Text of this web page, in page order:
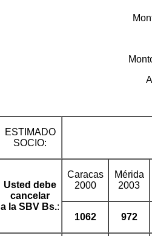
ESTIMADO
SOCIO:
Usted debe
cancelar
a la SBV Bs.:
Caracas
2000
Mérida
2003
1062 972